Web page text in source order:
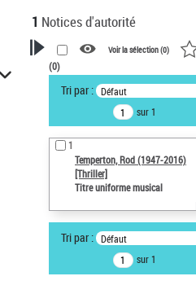
1 Notices d'autorité
VOTRE RECHERCHE
Recherche avancée dans les
notices d’autorité
Œuvres liées à l'auteur :
Temperton, Rod (1947-2016)
Auteur d’œuvre
Temperton, Rod (1947-2016)
Type de notice d'autorité
Voir la sélection (0)
(0)
Tri par : Défaut
sur 1
1
Temperton, Rod (1947-2016)
[Thriller]
Titre uniforme musical
Tri par : Défaut
sur 1